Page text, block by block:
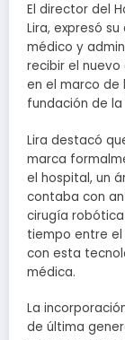
El director del
Lira, expresó
médico y
recibir el
en el marco de
fundación de
Lira destacó
marca
el hospital, un
contaba con
cirugía
tiempo entre el
con esta
médica.
La
de última